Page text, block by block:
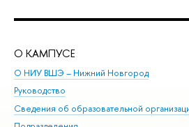
О КАМПУСЕ
О НИУ ВШЭ – Нижний Новгород
Руководство
Сведения об образовательной